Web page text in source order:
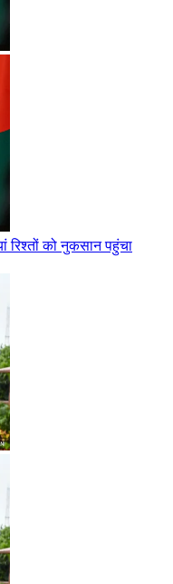
रिश्तों को नुकसान पहुंचा